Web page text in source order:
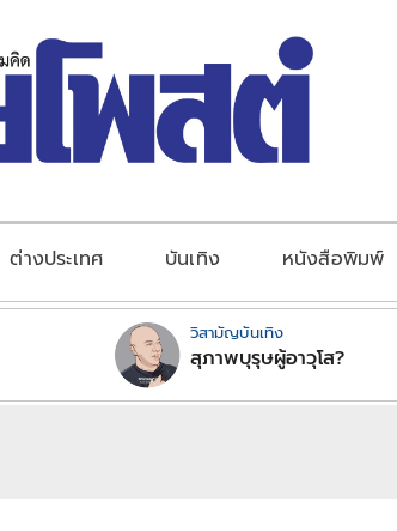
ต่างประเทศ บันเทิง หนังสือพิมพ์
วิสามัญบันเทิง
สุภาพบุรุษผู้อาวุโส?